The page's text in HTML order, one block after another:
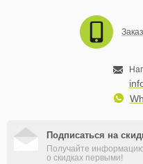
Подписаться на
Получайте
о скидках первыми!